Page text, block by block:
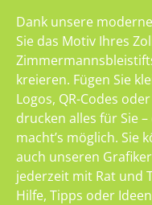
Dank unsere
Sie das Motiv Ihres
kreieren. Fügen Sie
Logos, QR-Codes
drucken alles für Sie
macht’s möglich. Sie
auch unseren
jederzeit mit Rat und
Hilfe, Tipps oder